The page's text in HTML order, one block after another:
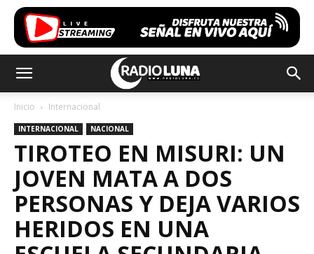
Inicio Internacional
INTERNACIONAL NACIONAL
TIROTEO EN MISURI: UN
JOVEN MATA A DOS
PERSONAS Y DEJA VARIOS
HERIDOS EN UNA